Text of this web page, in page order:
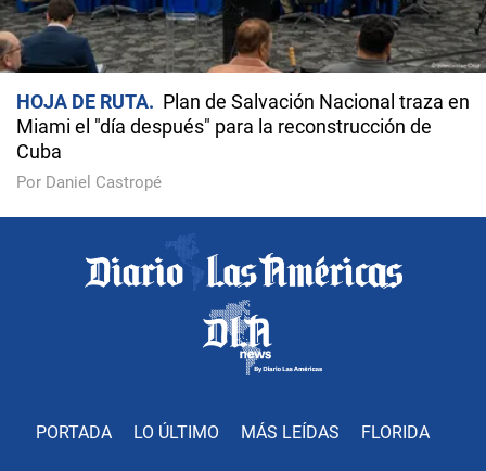
HOJA DE RUTA
Plan de Salvación Nacional traza en
Miami el "día después" para la reconstrucción de
Cuba
Por Daniel Castropé
PORTADA LO ÚLTIMO MÁS LEÍDAS FLORIDA